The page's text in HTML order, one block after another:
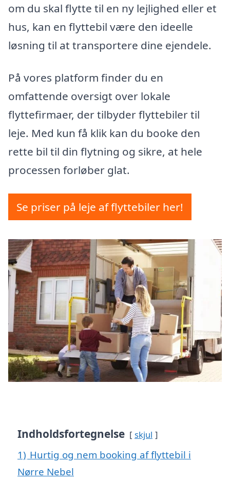
om du skal flytte til en ny lejlighed eller et
hus, kan en flyttebil være den ideelle
løsning til at transportere dine ejendele.
På vores platform finder du en
omfattende oversigt over lokale
flyttefirmaer, der tilbyder flyttebiler til
leje. Med kun få klik kan du booke den
rette bil til din flytning og sikre, at hele
processen forløber glat.
Se priser på leje af flyttebiler her!
Indholdsfortegnelse skjul
1) Hurtig og nem booking af flyttebil i
Nørre Nebel